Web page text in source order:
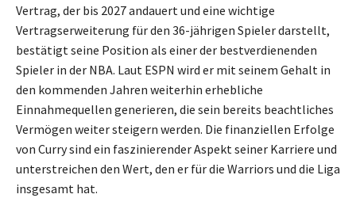
Vertrag, der bis 2027 andauert und eine wichtige
Vertragserweiterung für den 36-jährigen Spieler darstellt,
bestätigt seine Position als einer der bestverdienenden
Spieler in der NBA. Laut ESPN wird er mit seinem Gehalt in
den kommenden Jahren weiterhin erhebliche
Einnahmequellen generieren, die sein bereits beachtliches
Vermögen weiter steigern werden. Die finanziellen Erfolge
von Curry sind ein faszinierender Aspekt seiner Karriere und
unterstreichen den Wert, den er für die Warriors und die Liga
insgesamt hat.